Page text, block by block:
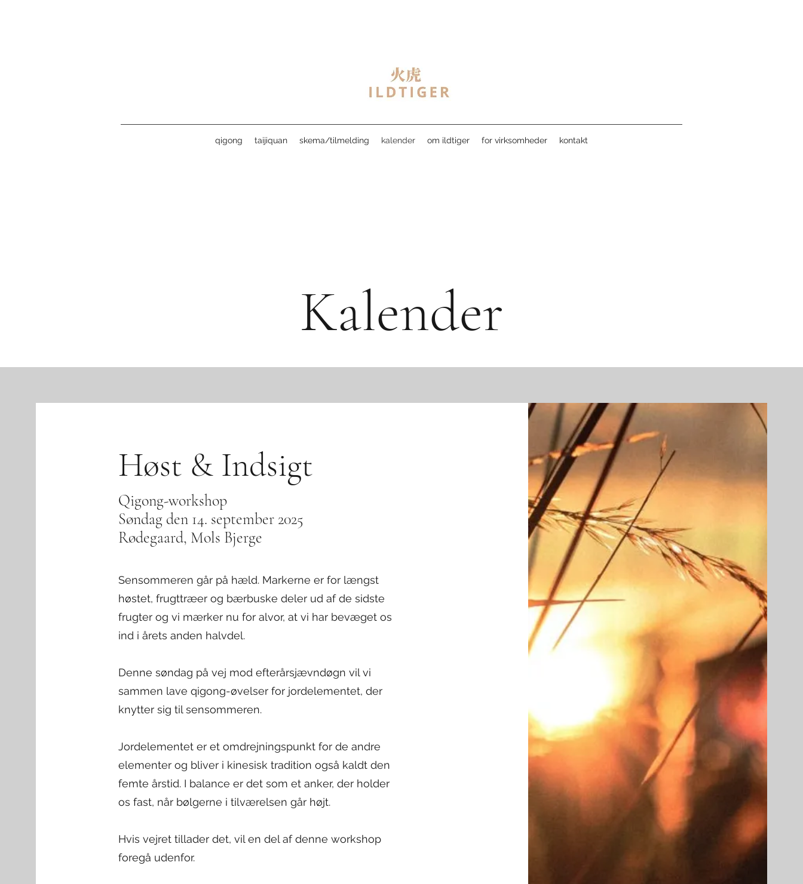
qigong taijiquan skema/tilmelding kalender om ildtiger for virksomheder kontakt
Kalender
Høst & Indsigt
Qigong-workshop
Søndag den 14. september 2025
Rødegaard, Mols Bjerge
Sensommeren går på hæld. Markerne er for længst
høstet, frugttræer og bærbuske deler ud af de sidste
frugter og vi mærker nu for alvor, at vi har bevæget os
ind i årets anden halvdel.
Denne søndag på vej mod efterårsjævndøgn vil vi
sammen lave qigong-øvelser for jordelementet, der
knytter sig til sensommeren.
Jordelementet er et omdrejningspunkt for de andre
elementer og bliver i kinesisk tradition også kaldt den
femte årstid. I balance er det som et anker, der holder
os fast, når bølgerne i tilværelsen går højt.
Hvis vejret tillader det, vil en del af denne workshop
foregå udenfor.